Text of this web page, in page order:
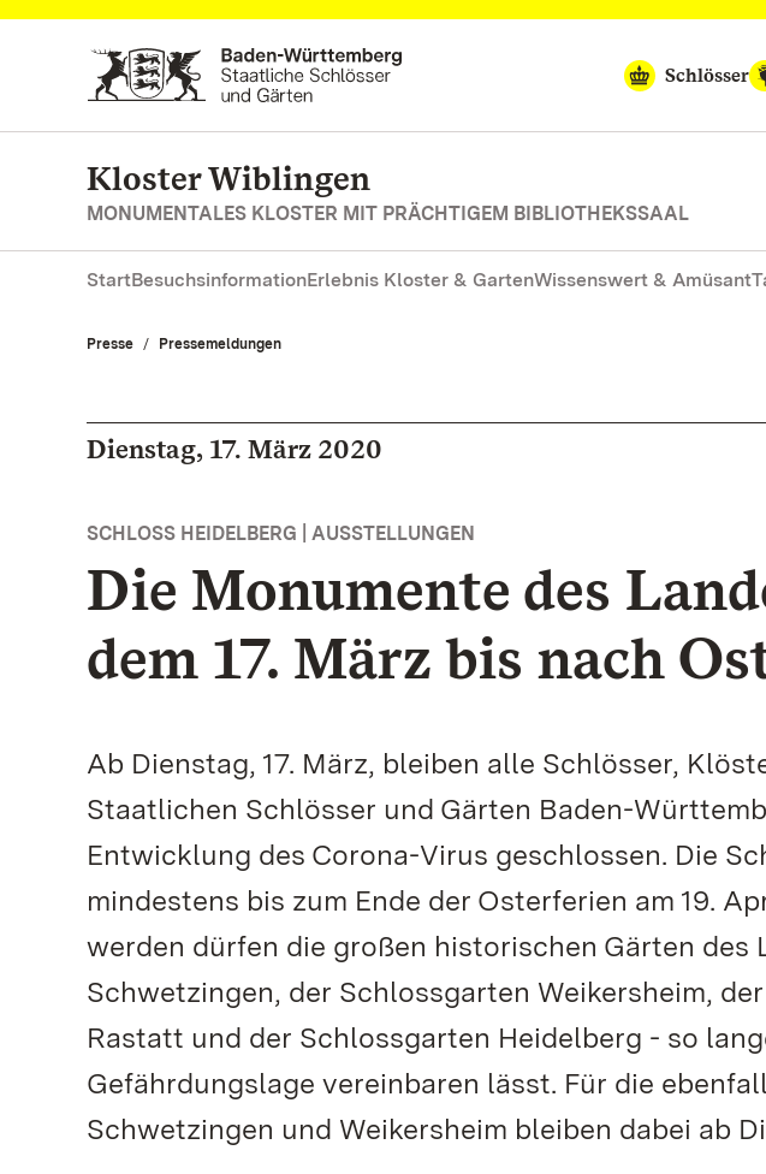
Zum Hauptinhalt springen
Schlösser
Kloster Wiblingen
MONUMENTALES KLOSTER MIT PRÄCHTIGEM BIBLIOTHEKSSAAL
StartBesuchsinformationErlebnis Kloster & GartenWissenswert & Amüsant
Presse Pressemeldungen
Dienstag, 17. März 2020
SCHLOSS HEIDELBERG | AUSSTELLUNGEN
Die Monumente des
dem 17. März bis nach
Ab Dienstag, 17. März, bleiben alle Schlösser,
Staatlichen Schlösser und Gärten Baden-
Entwicklung des Corona-Virus geschlossen. Die
mindestens bis zum Ende der Osterferien am 19.
werden dürfen die großen historischen Gärten des
Schwetzingen, der Schlossgarten Weikersheim,
Rastatt und der Schlossgarten Heidelberg - so
Gefährdungslage vereinbaren lässt. Für die
Schwetzingen und Weikersheim bleiben dabei ab